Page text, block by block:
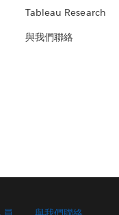
Tableau Research
與我們聯絡